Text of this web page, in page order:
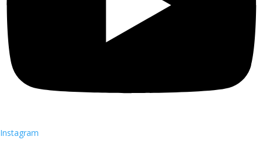
Instagram